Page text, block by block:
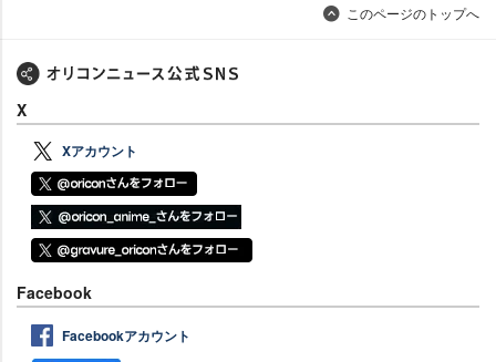
このページのトップへ
X
Xアカウント
Facebook
Facebookアカウント